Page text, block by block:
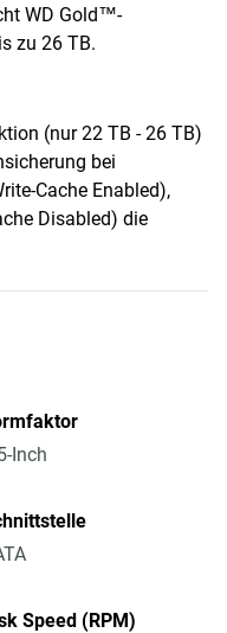
WD Gold™-
zu 26 TB.
(nur 22 TB - 26 TB)
bei
Cache Enabled),
Disabled) die
Inch
Speed (RPM)